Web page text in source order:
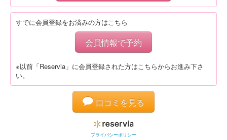
すでに会員登録をお済みの方はこちら
会員情報で予約
※以前「Reservia」に会員登録された方はこちらからお進み下さ
い。
口コミを見る
プライバシーポリシー